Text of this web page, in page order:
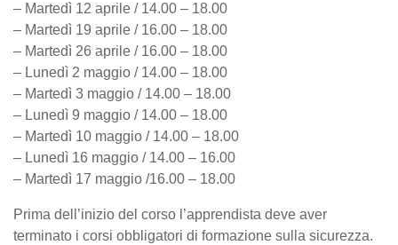
– Martedì 12 aprile / 14.00 – 18.00
– Martedì 19 aprile / 16.00 – 18.00
– Martedì 26 aprile / 16.00 – 18.00
– Lunedì 2 maggio / 14.00 – 18.00
– Martedì 3 maggio / 14.00 – 18.00
– Lunedì 9 maggio / 14.00 – 18.00
– Martedì 10 maggio / 14.00 – 18.00
– Lunedì 16 maggio / 14.00 – 16.00
– Martedì 17 maggio /16.00 – 18.00
Prima dell’inizio del corso l’apprendista deve aver
terminato i corsi obbligatori di formazione sulla sicurezza.